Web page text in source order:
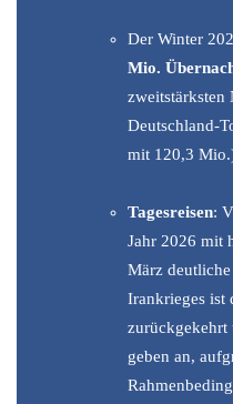
Der Winter
Mio.
zweitstärksten
Deutschland-
mit 120,3
Tagesreisen:
Jahr 2026 mit
März
Irankrieges ist
zurückgekehrt
geben an,